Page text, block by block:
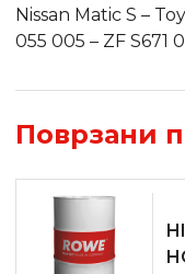
Nissan Matic S –
055 005 – ZF S671
Поврзани